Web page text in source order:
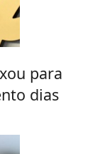
para
dias